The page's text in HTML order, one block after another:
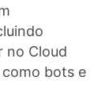
no Cloud
bots e